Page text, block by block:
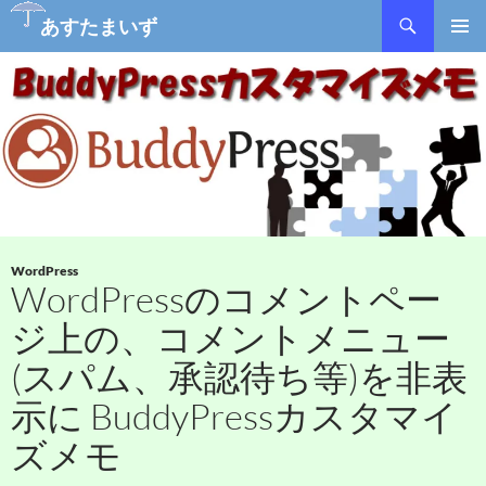
あすたまいず
検
ニュー
ン
テ
ン
ツ
へ
ス
WordPress
WordPressのコメントペー
ジ上の、コメントメニュー
(スパム、承認待ち等)を非表
示に BuddyPressカスタマイ
ズメモ